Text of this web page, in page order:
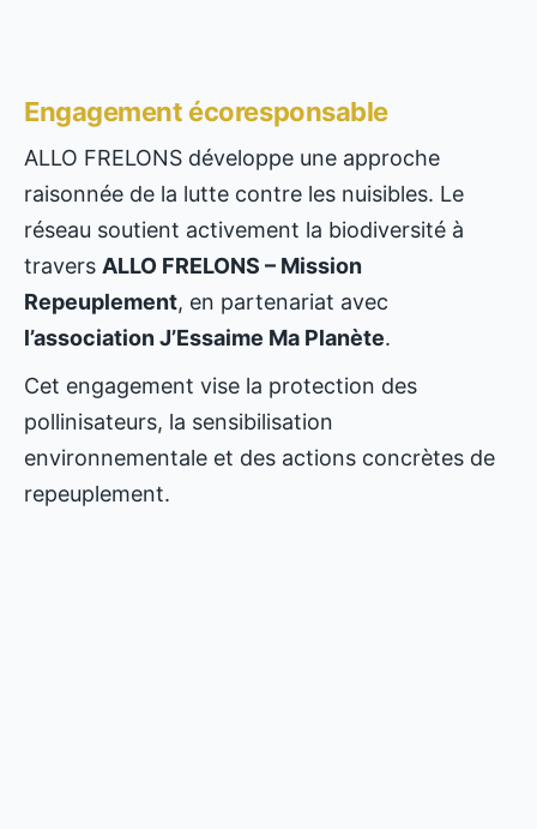
Engagement écoresponsable
ALLO FRELONS développe une approche
raisonnée de la lutte contre les nuisibles. Le
réseau soutient activement la biodiversité à
travers ALLO FRELONS – Mission
Repeuplement, en partenariat avec
l’association J’Essaime Ma Planète.
Cet engagement vise la protection des
pollinisateurs, la sensibilisation
environnementale et des actions concrètes de
repeuplement.